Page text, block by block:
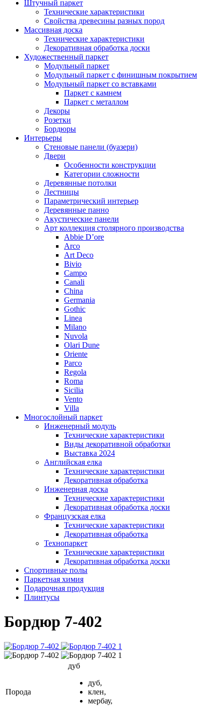
Штучный паркет
Технические характеристики
Свойства древесины разных пород
Массивная доска
Технические характеристики
Декоративная обработка доски
Художественный паркет
Модульный паркет
Модульный паркет с финишным покрытием
Модульный паркет со вставками
Паркет с камнем
Паркет с металлом
Декоры
Розетки
Бордюры
Интерьеры
Стеновые панели (буазери)
Двери
Особенности конструкции
Категории сложности
Деревянные потолки
Лестницы
Параметрический интерьер
Деревянные панно
Акустические панели
Арт коллекция столярного производства
Abbie D’ore
Arco
Art Deco
Bivio
Campo
Canali
China
Germania
Gothic
Linea
Milano
Nuvola
Olari Dune
Oriente
Parco
Regola
Roma
Sicilia
Vento
Villa
Многослойный паркет
Инженерный модуль
Технические характеристики
Виды декоративной обработки
Выставка 2024
Английская елка
Технические характеристики
Декоративная обработка
Инженерная доска
Технические характеристики
Декоративная обработка доски
Французская елка
Технические характеристики
Декоративная обработка
Технопаркет
Технические характеристики
Декоративная обработка доски
Спортивные полы
Паркетная химия
Подарочная продукция
Плинтусы
Бордюр 7-402
Порода
дуб
дуб,
клен,
мербау,